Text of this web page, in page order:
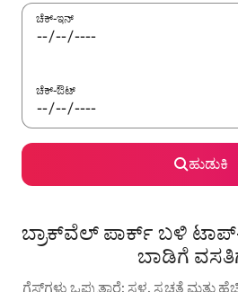
ಚೆಕ್-ಇನ್
ಚೆಕ್-ಔಟ್
ಹುಡುಕಿ
ಬ್ರಾಕ್‌ವೆಲ್ ಪಾರ್ಕ್ ಬಳಿ
ಬಾಡಿಗೆ
ಗೆಸ್ಟ್‌ಗಳು ಒಪ್ಪುತ್ತಾರೆ: ಸ್ಥಳ, ಸ್ವಚ್ಛತೆ ಮತ್ತು